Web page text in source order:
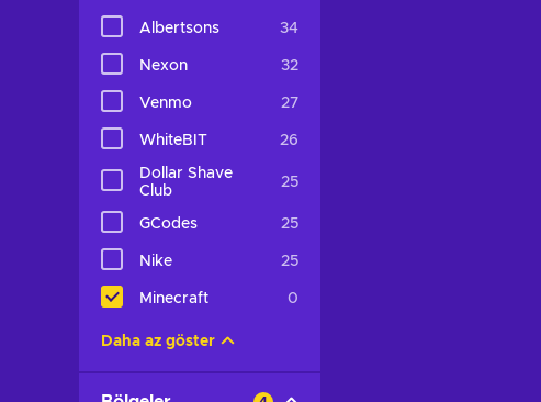
Albertsons 34
Nexon 32
Venmo 27
WhiteBIT 26
Dollar Shave
Club
25
GCodes 25
Nike 25
Minecraft 0
Daha az göster